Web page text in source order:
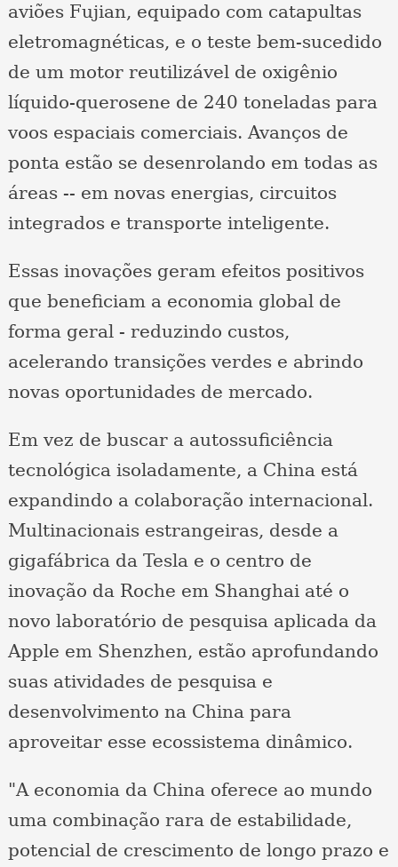
aviões Fujian, equipado com catapultas
eletromagnéticas, e o teste bem-sucedido
de um motor reutilizável de oxigênio
líquido-querosene de 240 toneladas para
voos espaciais comerciais. Avanços de
ponta estão se desenrolando em todas as
áreas -- em novas energias, circuitos
integrados e transporte inteligente.
Essas inovações geram efeitos positivos
que beneficiam a economia global de
forma geral - reduzindo custos,
acelerando transições verdes e abrindo
novas oportunidades de mercado.
Em vez de buscar a autossuficiência
tecnológica isoladamente, a China está
expandindo a colaboração internacional.
Multinacionais estrangeiras, desde a
gigafábrica da Tesla e o centro de
inovação da Roche em Shanghai até o
novo laboratório de pesquisa aplicada da
Apple em Shenzhen, estão aprofundando
suas atividades de pesquisa e
desenvolvimento na China para
aproveitar esse ecossistema dinâmico.
"A economia da China oferece ao mundo
uma combinação rara de estabilidade,
potencial de crescimento de longo prazo e